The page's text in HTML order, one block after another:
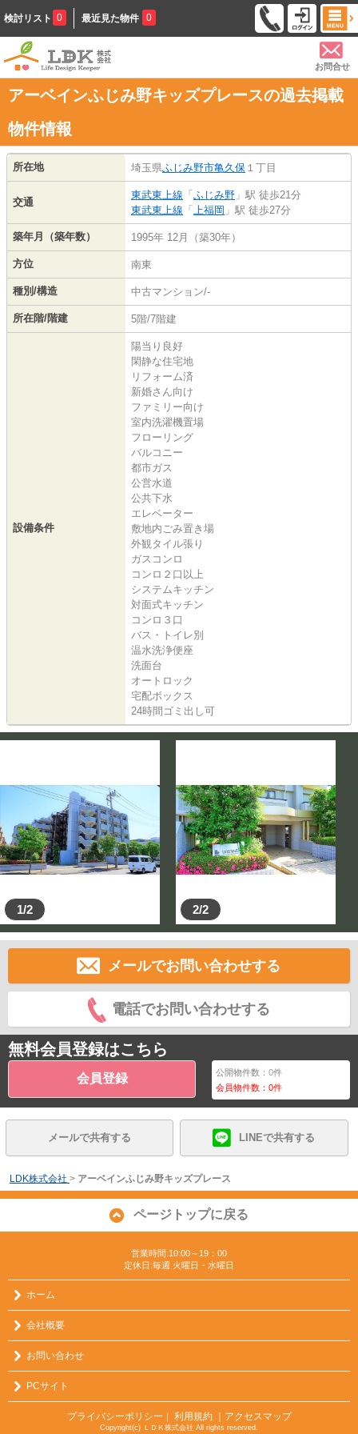
検討リスト 0 最近見た物件 0
お問合せ
アーベインふじみ野キッズプレースの過去掲載
物件情報
所在地 埼玉県ふじみ野市亀久保 １丁目
交通
東武東上線 「 ふじみ野 」駅 徒歩21分
東武東上線 「 上福岡 」駅 徒歩27分
築年月（築年数） 1995年 12月（築30年）
方位 南東
種別/構造 中古マンション/-
所在階/階建 5階/7階建
設備条件
陽当り良好
閑静な住宅地
リフォーム済
新婚さん向け
ファミリー向け
室内洗濯機置場
フローリング
バルコニー
都市ガス
公営水道
公共下水
エレベーター
敷地内ごみ置き場
外観タイル張り
ガスコンロ
コンロ２口以上
システムキッチン
対面式キッチン
コンロ３口
バス・トイレ別
温水洗浄便座
洗面台
オートロック
宅配ボックス
24時間ゴミ出し可
1/2 2/2
メールでお問い合わせする
電話でお問い合わせする
無料会員登録はこちら
会員登録 公開物件数：0件
会員物件数：0件
メールで共有する LINEで共有する
LDK株式会社 > アーベインふじみ野キッズプレース
ページトップに戻る
営業時間:10:00～19：00
定休日:毎週 火曜日・水曜日
ホーム
会社概要
お問い合わせ
PCサイト
プライバシーポリシー ｜ 利用規約 ｜アクセスマップ
Copyright(c) ＬＤＫ株式会社 All rights reserved.